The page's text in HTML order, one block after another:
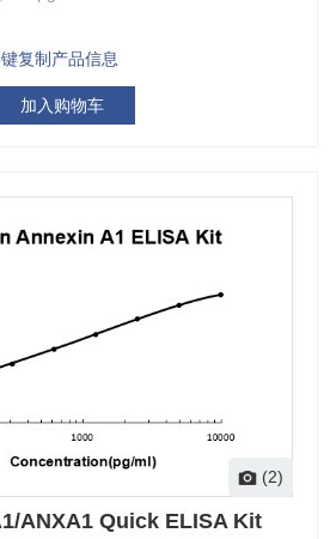
复制产品信息
加入购物车
(2)
ANXA1 Quick ELISA Kit